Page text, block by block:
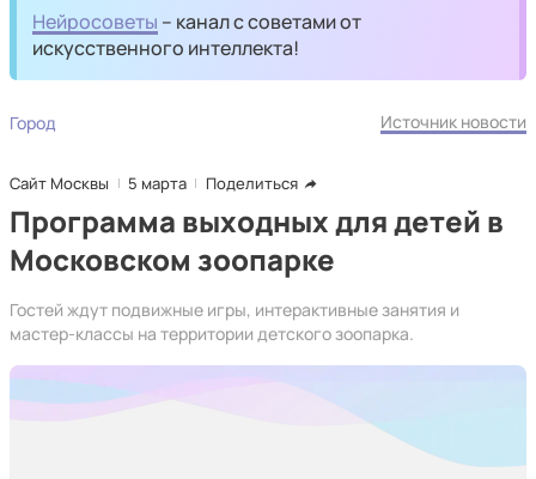
Нейросоветы – канал с советами от
искусственного интеллекта!
Город Источник новости
Сайт Москвы 5 марта Поделиться
Программа выходных для детей в
Московском зоопарке
Гостей ждут подвижные игры, интерактивные занятия и
мастер-классы на территории детского зоопарка.